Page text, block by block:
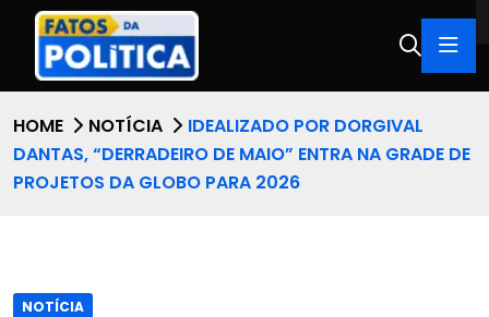
HOME NOTÍCIA
IDEALIZADO POR DORGIVAL
DANTAS, “DERRADEIRO DE MAIO” ENTRA NA GRADE DE
PROJETOS DA GLOBO PARA 2026
NOTÍCIA